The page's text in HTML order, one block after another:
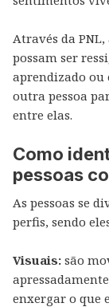
Através da PNL,
possam ser
aprendizado ou
outra pessoa
entre elas.
Como
pessoas
As pessoas se
perfis, sendo
Visuais: são
enxergar o que